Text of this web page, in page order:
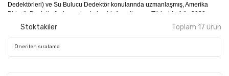
Dedektörleri) ve Su Bulucu Dedektör konularında uzmanlaşmış, Amerika
Birleşik Devletleri'nde merkezi olan bir Amerikan ve Türk şirketidir. 2008
yılında Amerika (Chicago) ve Türkiye (İstanbul)'da kurulmuştur.
Sürekli olarak
yeni teknojilerin bulunması, iyileştirilmesi ve geliştirilmesi üzerinde
kullanılan teknolojik dedektörler üretmektedirler.
Stoktakiler Toplam 17 ürün